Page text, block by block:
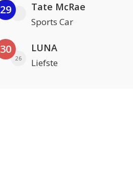
29 Tate McRae
Sports Car
30
26
LUNA
Liefste